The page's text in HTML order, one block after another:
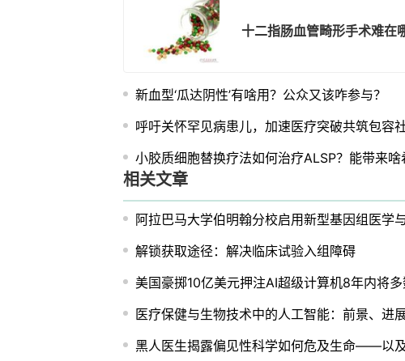
十二指肠血管畸形手术难在
新血型‘瓜达阴性’有啥用？公众又该咋参与？
呼吁关怀罕见病患儿，加速医疗突破共筑包容社
小胶质细胞替换疗法如何治疗ALSP？能带来啥
相关文章
阿拉巴马大学伯明翰分校启用新型基因组医学
解锁获取途径：解决临床试验入组障碍
美国豪掷10亿美元押注AI超级计算机8年内将
医疗保健与生物技术中的人工智能：前景、进
黑人医生揭露偏见性科学如何危及生命——以